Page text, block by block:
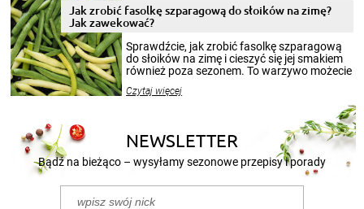
pełni poczuć atmosferę cieplejszych
miesięcy. Przygotowanie słoików ze
patenty, które pozwolą zachować świeżość
przetworów.
Jak zrobić fasolkę szparagową do słoików na zimę?
Jak zawekować?
Sprawdźcie, jak zrobić fasolkę szparagową
do słoików na zimę i cieszyć się jej smakiem
również poza sezonem. To warzywo możecie
nasze propozycje!
Czytaj więcej
NEWSLETTER
Bądź na bieżąco – wysyłamy sezonowe przepisy i porady